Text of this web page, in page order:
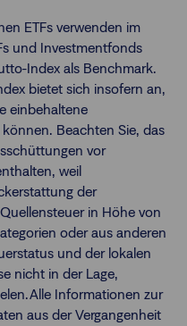
ETFs verwenden im
und Investmentfonds
Index als Benchmark.
bietet sich insofern an,
einbehaltene
Beachten Sie, das
vor
weil
der
in Höhe von
oder aus anderen
und der lokalen
nicht in der Lage,
Informationen zur
aus der Vergangenheit